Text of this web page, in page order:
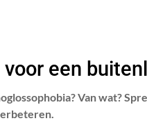
een
Van wat?